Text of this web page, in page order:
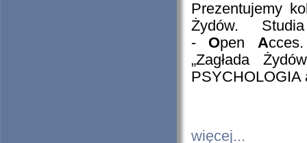
Prezentujemy
Żydów.
- Open A
„Zagłada
PSYCHOLOGIA
więcej...